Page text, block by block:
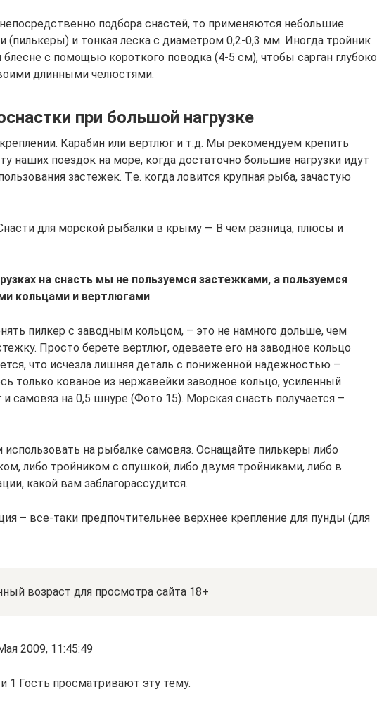
подбора снастей, то применяются небольшие
(пилькеры) и тонкая леска с диаметром 0,2-0,3 мм. Иногда тройник
блесне с помощью короткого поводка (4-5 см), чтобы сарган глубоко
длинными челюстями.
при большой нагрузке
Карабин или вертлюг и т.д. Мы рекомендуем крепить
наших поездок на море, когда достаточно большие нагрузки идут
застежек. Т.е. когда ловится крупная рыба, зачастую
для морской рыбалки в крыму — В чем разница, плюсы и
на снасть мы не пользуемся застежками, а пользуемся
кольцами и вертлюгами.
пилкер с заводным кольцом, – это не намного дольше, чем
Просто берете вертлюг, одеваете его на заводное кольцо
что исчезла лишняя деталь с пониженной надежностью –
только кованое из нержавейки заводное кольцо, усиленный
самовяз на 0,5 шнуре (Фото 15). Морская снасть получается –
на рыбалке самовяз. Оснащайте пилькеры либо
либо тройником с опушкой, либо двумя тройниками, либо в
какой вам заблагорассудится.
– все-таки предпочтительнее верхнее крепление для пунды (для
возраст для просмотра сайта 18+
2009, 11:45:49
1 Гость просматривают эту тему.